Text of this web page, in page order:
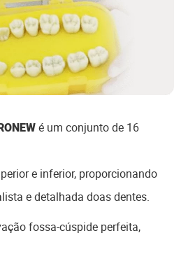
é um conjunto de 16
e inferior, proporcionando
e detalhada doas dentes.
fossa-cúspide perfeita,